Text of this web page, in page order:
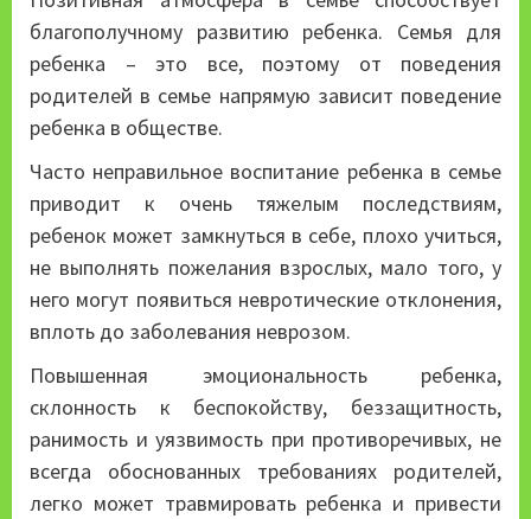
благополучному развитию ребенка. Семья для
ребенка – это все, поэтому от поведения
родителей в семье напрямую зависит поведение
ребенка в обществе.
Часто неправильное воспитание ребенка в семье
приводит к очень тяжелым последствиям,
ребенок может замкнуться в себе, плохо учиться,
не выполнять пожелания взрослых, мало того, у
него могут появиться невротические отклонения,
вплоть до заболевания неврозом.
Повышенная эмоциональность ребенка,
склонность к беспокойству, беззащитность,
ранимость и уязвимость при противоречивых, не
всегда обоснованных требованиях родителей,
легко может травмировать ребенка и привести